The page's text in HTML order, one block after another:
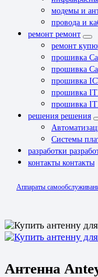
модемы и
провода и
ремонт ремонт
ремонт
прошивка
прошивка
прошивка
прошивка
прошивка
решения решения
Системы
разработки
контакты контакты
Аппараты
Антенна